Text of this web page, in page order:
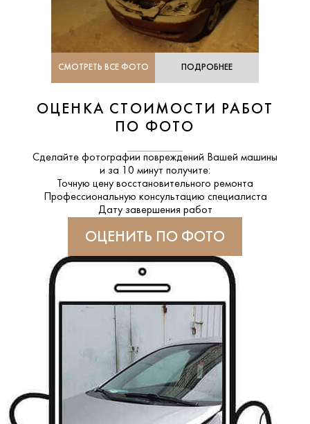
СМОТРЕТЬ ВСЕ ФОТО ПОДРОБНЕЕ
ОЦЕНКА СТОИМОСТИ РАБОТ
ПО ФОТО
Сделайте фотографии повреждений Вашей машины
и за
10 минут получите:
Точную цену восстановительного ремонта
Профессиональную консультацию специалиста
Дату завершения работ
ОЦЕНИТЬ ПО ФОТО